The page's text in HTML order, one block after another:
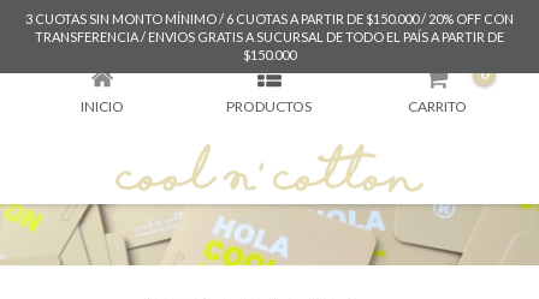
3 CUOTAS SIN MONTO MÍNIMO / 6 CUOTAS A PARTIR DE $150.000 / 20% OFF CON
TRANSFERENCIA / ENVIOS GRATIS A SUCURSAL DE TODO EL PAÍS A PARTIR DE
$150.000
AJUSTABLES DE COLCHÓN JERSEY
INICIO PRODUCTOS CARRITO
0